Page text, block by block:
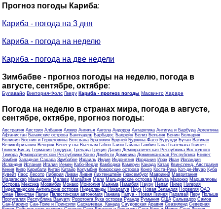
Прогноз погоды Кариба:
Кариба - погода на 3 дня
Кариба - погода на неделю
Кариба - погода на две недели
Зимбабве - прогноз погоды на неделю, погода в
августе, сентябре, октябре:
Булавайо Виктория-Фолс Гверу Кариба - прогноз погоды Масвинго Хараре
Погода на неделю в странах мира, погода в августе,
сентябре, октябре, прогноз погоды:
Австралия Австрия Албания Алжир Ангилья Ангола Андорра Антарктика Антигуа и Барбуда Аргентина
Афганистан Багамские острова Бангладеш Барбадос Бахрейн Белиз Бельгия Бенин Болгария
Боливия Босния и Герцеговина Ботсвана Бразилия Бруней Буркина-Фасо Бурунди Бутан Ватикан
Великобритания Венгрия Венесуэла Вьетнам Габон Гаити Гайана Гамбия Гана Гватемала Гвинея
Гвинея-Бисау Германия Гондурас Гренада Греция Дания Демократическая Республика Восточного
Тимора Демократической Республики Конго Джибути Доминика Доминиканская Республика Египет
Замбия Западная Сахара Зимбабве Израиль Индия Индонезия Иордания Ирак Иран Ирландия
Исландия Испания Италия Йемен Кабо-Верде Камбоджа Камерун Канада Катар Квинсленд, Австралия
Кения Кипр Кирибати Китай Китайр Колумбия Коморские острова Конго Коста-Рика Кот-де-Ивуар Куба
Кувейт Лаос Лесото Либерия Ливан Ливия Лихтенштейн Люксембург Маврикий Мавритания
Мадагаскар Македония Малави Малайзия Мали Мальдивские острова Мальта Марокко Маршалловы
Острова Мексика Мозамбик Монако Монголия Мьянма Намибия Науру Непал Нигер Нигерия
Нидерландские Антильские острова Нидерланды Никарагуа Ниуэ Новая Зеландия Норвегия ОАЭ
Оман Пакистан Палау Палестинская автономия Панама Папуа - Новая Гвинея Парагвай Перу Польша
Португалия Республика Вануату Роротонга Кука острова Руанда Румыния США Сальвадор Самоа
Сан-Марино Сан-Томе и Принсипи Саскачеван, Канада Саудовская Аравия Свазиленд Северная